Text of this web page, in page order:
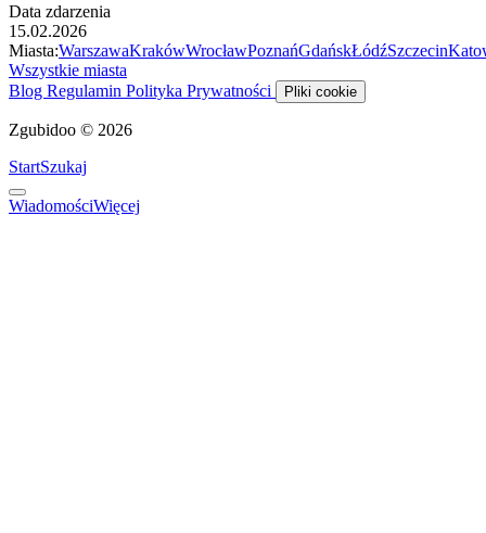
Data zdarzenia
15.02.2026
Miasta:WarszawaKrakówWrocławPoznańGdańskŁódźSzczecin
Wszystkie miasta
Blog Regulamin Polityka Prywatności Pliki cookie
Zgubidoo © 2026
StartSzukaj
WiadomościWięcej